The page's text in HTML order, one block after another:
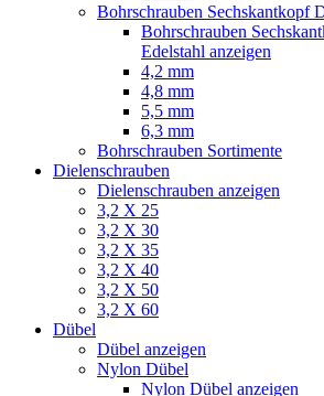
Bohrschrauben Sechskantkopf
Bohrschrauben
Edelstahl anzeigen
4,2 mm
4,8 mm
5,5 mm
6,3 mm
Bohrschrauben Sortimente
Dielenschrauben
Dielenschrauben anzeigen
3,2 X 25
3,2 X 30
3,2 X 35
3,2 X 40
3,2 X 50
3,2 X 60
Dübel
Dübel anzeigen
Nylon Dübel
Nylon Dübel anzeigen